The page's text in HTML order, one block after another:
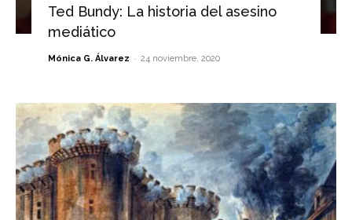
Ted Bundy: La historia del asesino
mediático
Mónica G. Álvarez - 24 noviembre, 2020